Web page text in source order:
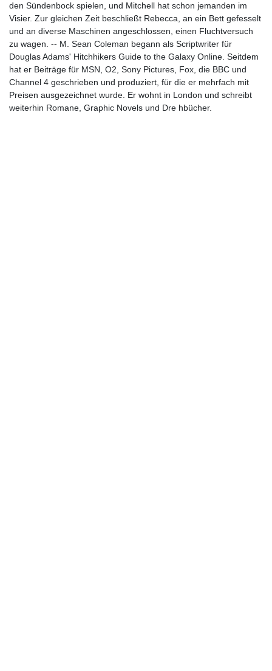
den Sündenbock spielen, und Mitchell hat schon jemanden im
Visier. Zur gleichen Zeit beschließt Rebecca, an ein Bett gefesselt
und an diverse Maschinen angeschlossen, einen Fluchtversuch
zu wagen. -- M. Sean Coleman begann als Scriptwriter für
Douglas Adams' Hitchhikers Guide to the Galaxy Online. Seitdem
hat er Beiträge für MSN, O2, Sony Pictures, Fox, die BBC und
Channel 4 geschrieben und produziert, für die er mehrfach mit
Preisen ausgezeichnet wurde. Er wohnt in London und schreibt
weiterhin Romane, Graphic Novels und Dre hbücher.